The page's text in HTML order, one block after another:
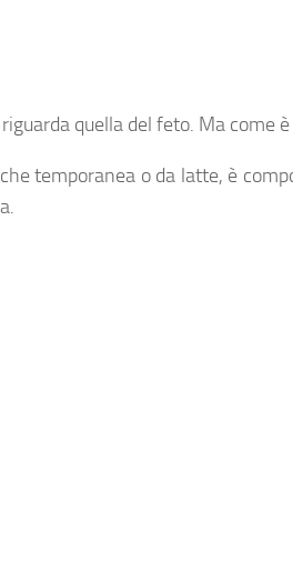
quella del feto. Ma come
temporanea o da latte, è